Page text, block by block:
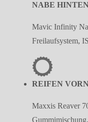
NABE
Mavic Infinity
Freilaufsystem,
REIFEN
Maxxis Reaver